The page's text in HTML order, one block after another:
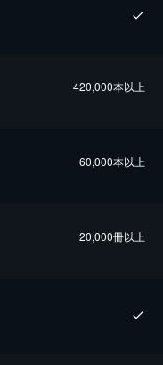
420,000本以上
60,000本以上
20,000冊以上